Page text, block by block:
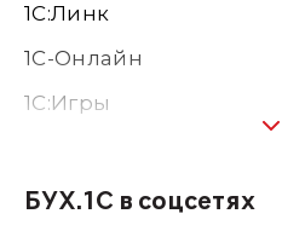
1С:Линк
1С-Онлайн
1C:Игры
1С:Консалтинг
БУХ.1С в соцсетях